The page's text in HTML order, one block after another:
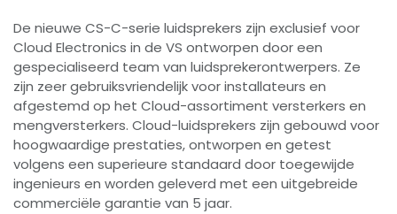
De nieuwe CS-C-serie luidsprekers zijn exclusief voor
Cloud Electronics in de VS ontworpen door een
gespecialiseerd team van luidsprekerontwerpers. Ze
zijn zeer gebruiksvriendelijk voor installateurs en
afgestemd op het Cloud-assortiment versterkers en
mengversterkers. Cloud-luidsprekers zijn gebouwd voor
hoogwaardige prestaties, ontworpen en getest
volgens een superieure standaard door toegewijde
ingenieurs en worden geleverd met een uitgebreide
commerciële garantie van 5 jaar.